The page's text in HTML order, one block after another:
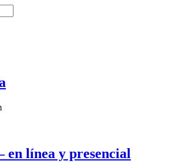
en línea y presencial